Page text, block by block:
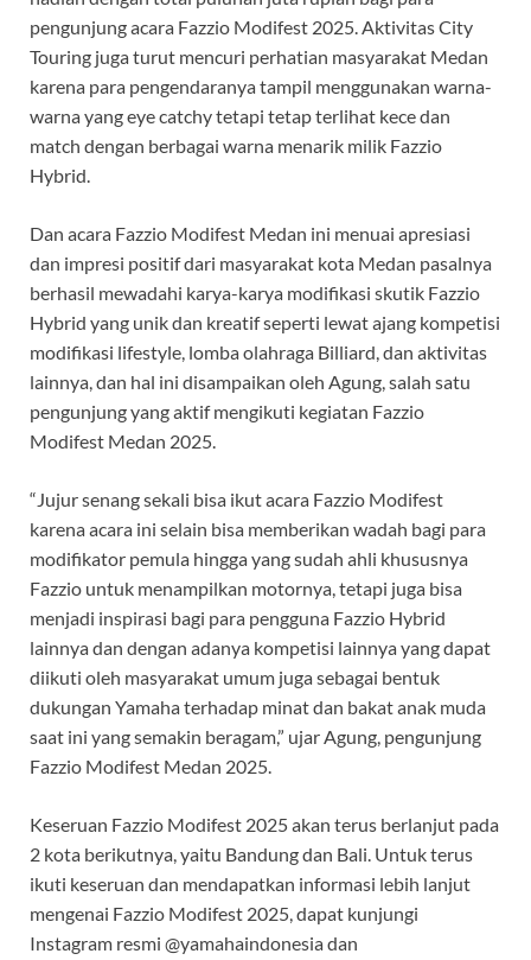
pengunjung acara Fazzio Modifest 2025. Aktivitas City
Touring juga turut mencuri perhatian masyarakat Medan
karena para pengendaranya tampil menggunakan warna-
warna yang eye catchy tetapi tetap terlihat kece dan
match dengan berbagai warna menarik milik Fazzio
Hybrid.
Dan acara Fazzio Modifest Medan ini menuai apresiasi
dan impresi positif dari masyarakat kota Medan pasalnya
berhasil mewadahi karya-karya modifikasi skutik Fazzio
Hybrid yang unik dan kreatif seperti lewat ajang kompetisi
modifikasi lifestyle, lomba olahraga Billiard, dan aktivitas
lainnya, dan hal ini disampaikan oleh Agung, salah satu
pengunjung yang aktif mengikuti kegiatan Fazzio
Modifest Medan 2025.
“Jujur senang sekali bisa ikut acara Fazzio Modifest
karena acara ini selain bisa memberikan wadah bagi para
modifikator pemula hingga yang sudah ahli khususnya
Fazzio untuk menampilkan motornya, tetapi juga bisa
menjadi inspirasi bagi para pengguna Fazzio Hybrid
lainnya dan dengan adanya kompetisi lainnya yang dapat
diikuti oleh masyarakat umum juga sebagai bentuk
dukungan Yamaha terhadap minat dan bakat anak muda
saat ini yang semakin beragam,” ujar Agung, pengunjung
Fazzio Modifest Medan 2025.
Keseruan Fazzio Modifest 2025 akan terus berlanjut pada
2 kota berikutnya, yaitu Bandung dan Bali. Untuk terus
ikuti keseruan dan mendapatkan informasi lebih lanjut
mengenai Fazzio Modifest 2025, dapat kunjungi
Instagram resmi @yamahaindonesia dan